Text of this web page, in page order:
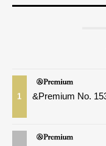
1 &Premium No.